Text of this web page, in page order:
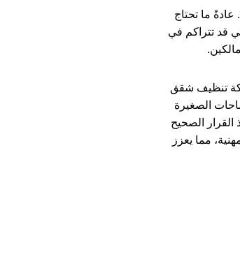
ما تحتاج
قد تتراكم في
تنظيف شقق
الصغيرة
الصحيح
مما يعزز